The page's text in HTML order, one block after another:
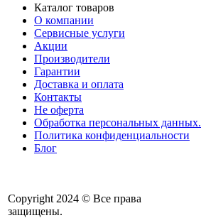
Каталог товаров
О компании
Сервисные услуги
Акции
Производители
Гарантии
Доставка и оплата
Контакты
Не оферта
Обработка персональных данных.
Политика конфиденциальности
Блог
Copyright 2024 © Все права
защищены.